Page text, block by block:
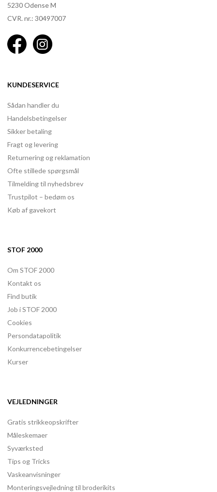
5230 Odense M
CVR. nr.: 30497007
KUNDESERVICE
Sådan handler du
Handelsbetingelser
Sikker betaling
Fragt og levering
Returnering og reklamation
Ofte stillede spørgsmål
Tilmelding til nyhedsbrev
Trustpilot – bedøm os
Køb af gavekort
STOF 2000
Om STOF 2000
Kontakt os
Find butik
Job i STOF 2000
Cookies
Persondatapolitik
Konkurrencebetingelser
Kurser
VEJLEDNINGER
Gratis strikkeopskrifter
Måleskemaer
Syværksted
Tips og Tricks
Vaskeanvisninger
Monteringsvejledning til broderikits